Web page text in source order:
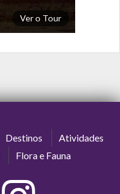
Ver o Tour
Destinos
Atividades
Flora e Fauna